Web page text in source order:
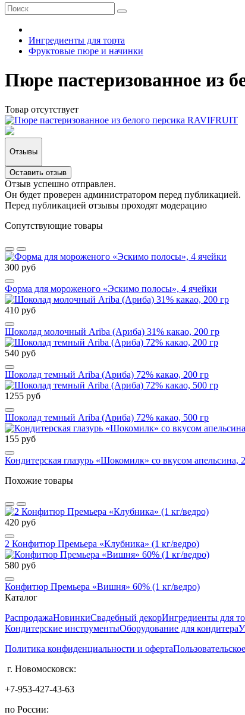
Ингредиенты для торта
Фруктовые пюре и начинки
Пюре пастеризованное из
Товар отсутствует
Отзывы
Оставить отзыв
Отзыв успешно отправлен.
Он будет проверен администратором перед публикацией.
Перед публикацией отзывы проходят модерацию
Сопутствующие товары
300 руб
Форма для мороженого «Эскимо полосы», 4 ячейки
410 руб
Шоколад молочный Ariba (Ариба) 31% какао, 200 гр
540 руб
Шоколад темный Ariba (Ариба) 72% какао, 200 гр
1255 руб
Шоколад темный Ariba (Ариба) 72% какао, 500 гр
155 руб
Кондитерская глазурь «Шокомилк» со вкусом апельсина,
Похожие товары
420 руб
2 Конфитюр Премьера «Клубника» (1 кг/ведро)
580 руб
Конфитюр Премьера «Вишня» 60% (1 кг/ведро)
Каталог
РаспродажаНовинкиСвадебный декорИнгредиенты для
Кондитерские инструментыОборудование для кондитера
Политика конфиденциальности и оферта
г. Новомосковск:
+7-953-427-43-63
по России: